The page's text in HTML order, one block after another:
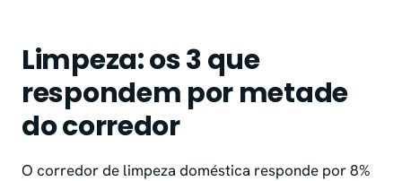
Limpeza: os 3 que
respondem por metade
do corredor
O corredor de limpeza doméstica responde por 8%